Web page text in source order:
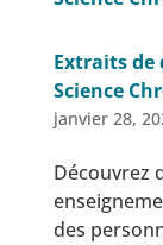
Extraits de
Science
janvier 28,
Découvrez
des